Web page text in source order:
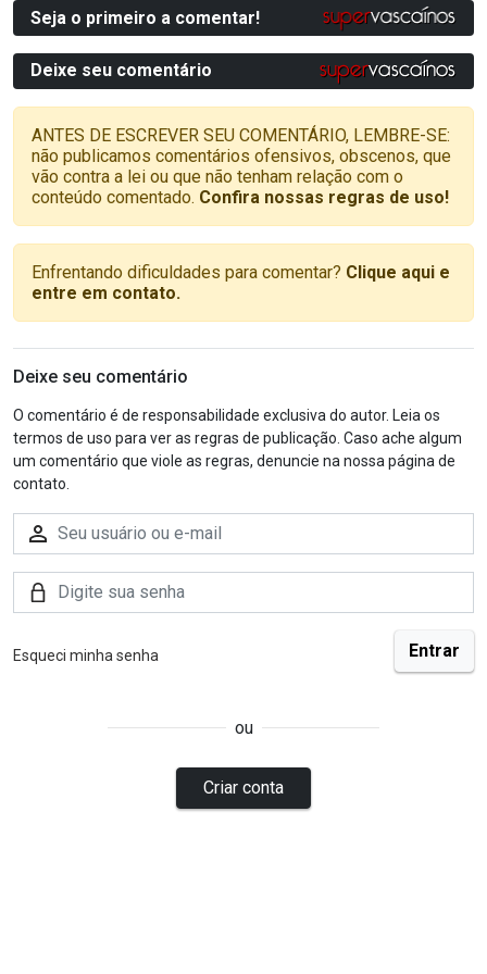
Seja o primeiro a comentar!
Deixe seu comentário
ANTES DE ESCREVER SEU COMENTÁRIO, LEMBRE-SE:
não publicamos comentários ofensivos, obscenos, que
vão contra a lei ou que não tenham relação com o
conteúdo comentado. Confira nossas regras de uso!
Enfrentando dificuldades para comentar? Clique aqui e
entre em contato.
Deixe seu comentário
O comentário é de responsabilidade exclusiva do autor. Leia os
termos de uso para ver as regras de publicação. Caso ache algum
um comentário que viole as regras, denuncie na nossa página de
contato.
Esqueci minha senha
ou
Criar conta